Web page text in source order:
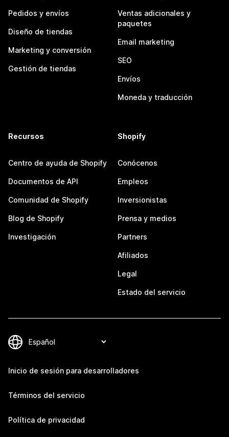
Pedidos y envíos
Diseño de tiendas
Marketing y conversión
Gestión de tiendas
Ventas adicionales y
paquetes
Email marketing
SEO
Envíos
Moneda y traducción
Recursos
Centro de ayuda de Shopify
Documentos de API
Comunidad de Shopify
Blog de Shopify
Investigación
Shopify
Conócenos
Empleos
Inversionistas
Prensa y medios
Partners
Afiliados
Legal
Estado del servicio
Inicio de sesión para desarrolladores
Términos del servicio
Política de privacidad